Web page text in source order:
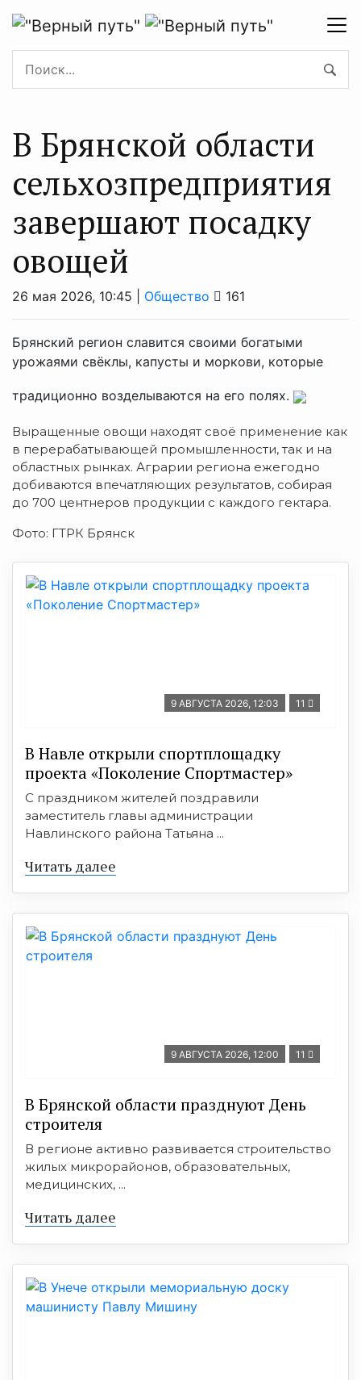
В Брянской области
сельхозпредприятия
завершают посадку
овощей
26 мая 2026, 10:45 | Общество 161
Брянский регион славится своими богатыми
урожаями свёклы, капусты и моркови, которые
традиционно возделываются на его полях.
Выращенные овощи находят своё применение как
в перерабатывающей промышленности, так и на
областных рынках. Аграрии региона ежегодно
добиваются впечатляющих результатов, собирая
до 700 центнеров продукции с каждого гектара.
Фото: ГТРК Брянск
9 АВГУСТА 2026, 12:03 11
В Навле открыли спортплощадку
проекта «Поколение Спортмастер»
С праздником жителей поздравили
заместитель главы администрации
Навлинского района Татьяна ...
Читать далее
9 АВГУСТА 2026, 12:00 11
В Брянской области празднуют День
строителя
В регионе активно развивается строительство
жилых микрорайонов, образовательных,
медицинских, ...
Читать далее